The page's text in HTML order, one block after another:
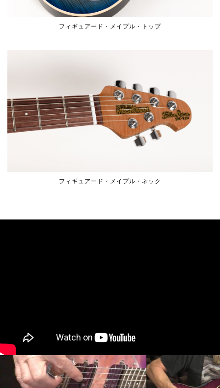
フィギュアード・メイプル・トップ
フィギュアード・メイプル・ネック